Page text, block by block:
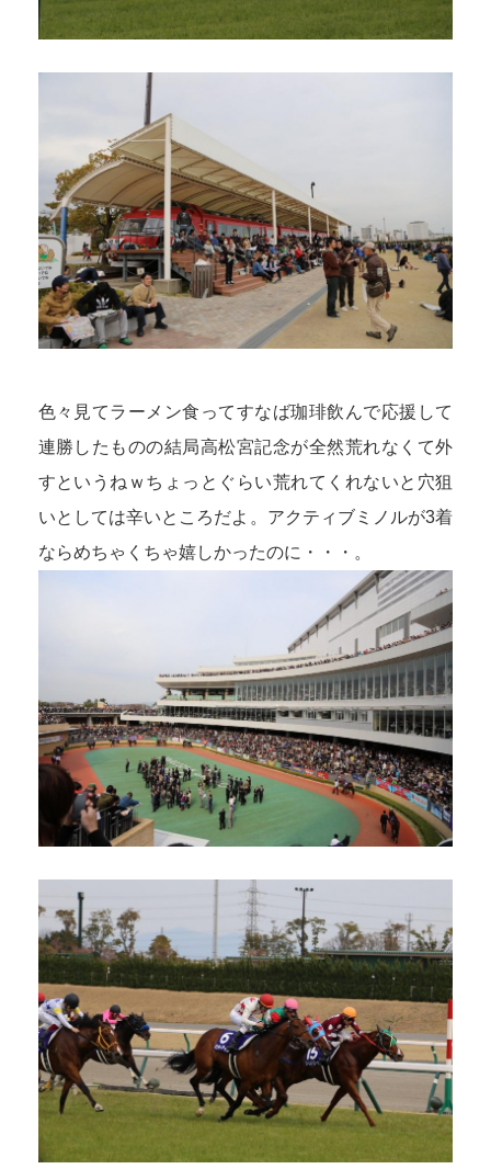
色々見てラーメン食ってすなば珈琲飲んで応援して
連勝したものの結局高松宮記念が全然荒れなくて外
すというねｗちょっとぐらい荒れてくれないと穴狙
いとしては辛いところだよ。アクティブミノルが3着
ならめちゃくちゃ嬉しかったのに・・・。